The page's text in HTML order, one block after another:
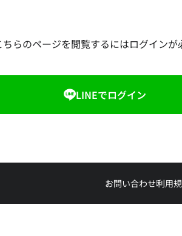
ちらのページを閲覧するにはログインが
LINEでログイン
お問い合わせ利用